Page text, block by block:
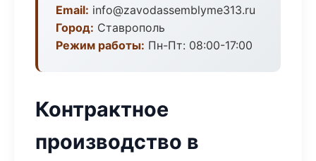
Email: info@zavodassemblyme313.ru
Город: Ставрополь
Режим работы: Пн-Пт: 08:00-17:00
Контрактное
производство в